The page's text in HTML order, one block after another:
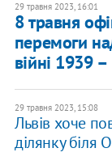
29 травня 2023, 16:01
​8 травня
перемоги
війні 1939
29 травня 2023, 15:08
Львів хоче
ділянку біля